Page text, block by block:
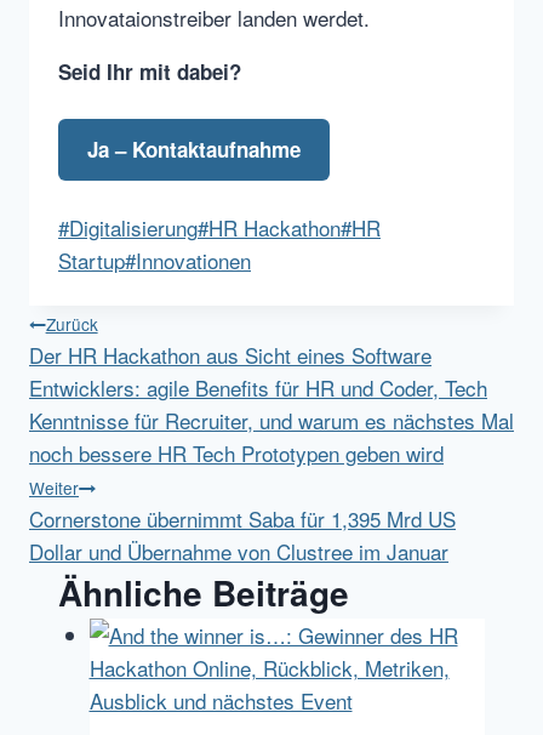
Innovataionstreiber landen werdet.
Seid Ihr mit dabei?
Ja – Kontaktaufnahme
Schlagworte:
#Digitalisierung#HR Hackathon#HR
Startup#Innovationen
Beitragsnavigation
Zurück
Der HR Hackathon aus Sicht eines Software
Entwicklers: agile Benefits für HR und Coder, Tech
Kenntnisse für Recruiter, und warum es nächstes Mal
noch bessere HR Tech Prototypen geben wird
Weiter
Cornerstone übernimmt Saba für 1,395 Mrd US
Dollar und Übernahme von Clustree im Januar
Ähnliche Beiträge